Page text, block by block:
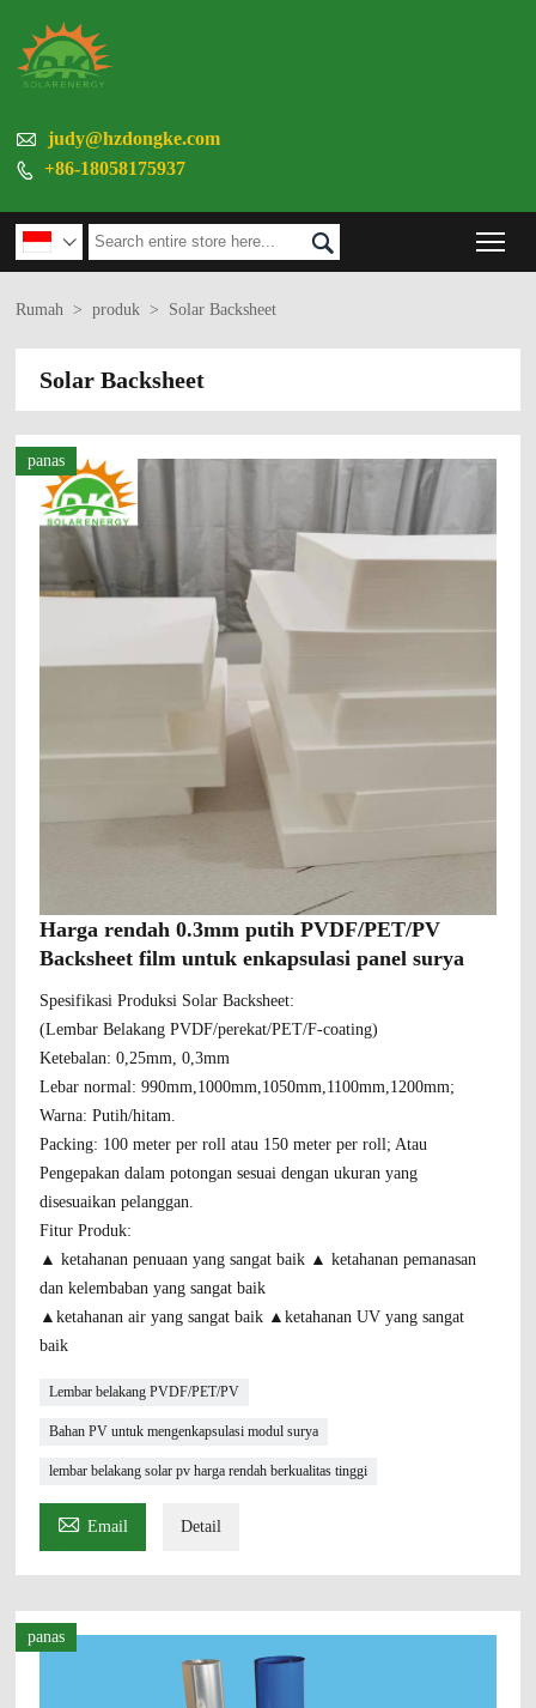
 judy@hzdongke.com
 +86-18058175937
 
Rumah > produk > Solar Backsheet
Solar Backsheet
panas
Harga rendah 0.3mm putih PVDF/PET/PV
Backsheet film untuk enkapsulasi panel surya
Spesifikasi Produksi Solar Backsheet:
(Lembar Belakang PVDF/perekat/PET/F-coating)
Ketebalan: 0,25mm, 0,3mm
Lebar normal: 990mm,1000mm,1050mm,1100mm,1200mm;
Warna: Putih/hitam.
Packing: 100 meter per roll atau 150 meter per roll; Atau
Pengepakan dalam potongan sesuai dengan ukuran yang
disesuaikan pelanggan.
Fitur Produk:
▲ ketahanan penuaan yang sangat baik ▲ ketahanan pemanasan
dan kelembaban yang sangat baik
▲ketahanan air yang sangat baik ▲ketahanan UV yang sangat
baik
Lembar belakang PVDF/PET/PV
Bahan PV untuk mengenkapsulasi modul surya
lembar belakang solar pv harga rendah berkualitas tinggi
 Email Detail
panas